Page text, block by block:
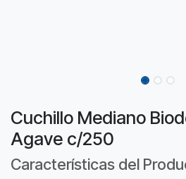
Cuchillo Mediano
Agave c/250
Características del